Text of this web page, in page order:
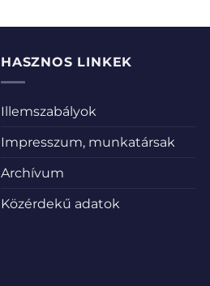
HASZNOS LINKEK
Illemszabályok
Impresszum, munkatársak
Archívum
Közérdekű adatok